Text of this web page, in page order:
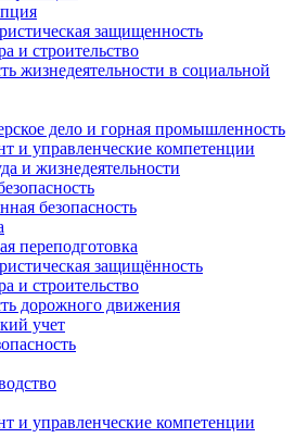
защищенность
и строительство
жизнедеятельности в социальной
дело и горная промышленность
и управленческие компетенции
и жизнедеятельности
безопасность
переподготовка
защищённость
и строительство
дорожного движения
учет
и управленческие компетенции